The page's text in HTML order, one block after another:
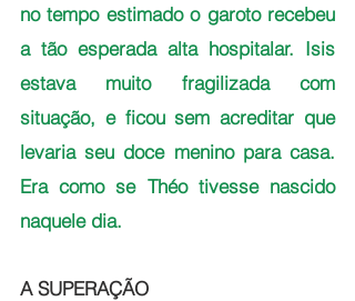
no tempo estimado o garoto recebeu
a tão esperada alta hospitalar. Isis
estava muito fragilizada com
situação, e ficou sem acreditar que
levaria seu doce menino para casa.
Era como se Théo tivesse nascido
naquele dia.
A SUPERAÇÃO